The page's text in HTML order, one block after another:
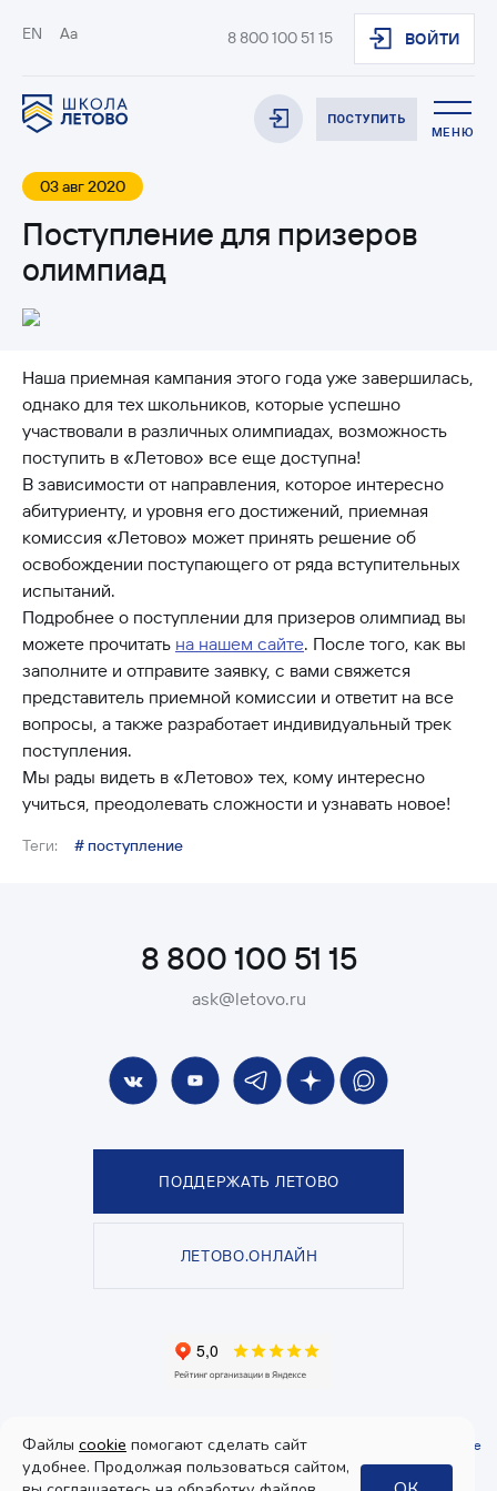
EN Aa 8 800 100 51 15 ВОЙТИ
ПОСТУПИТЬ
МЕНЮ
03 авг 2020
Поступление для призеров
олимпиад
Наша приемная кампания этого года уже завершилась,
однако для тех школьников, которые успешно
участвовали в различных олимпиадах, возможность
поступить в «Летово» все еще доступна!
В зависимости от направления, которое интересно
абитуриенту, и уровня его достижений, приемная
комиссия «Летово» может принять решение об
освобождении поступающего от ряда вступительных
испытаний.
Подробнее о поступлении для призеров олимпиад вы
можете прочитать на нашем сайте. После того, как вы
заполните и отправите заявку, с вами свяжется
представитель приемной комиссии и ответит на все
вопросы, а также разработает индивидуальный трек
поступления.
Мы рады видеть в «Летово» тех, кому интересно
учиться, преодолевать сложности и узнавать новое!
Теги: # поступление
8 800 100 51 15
ask@letovo.ru
ПОДДЕРЖАТЬ ЛЕТОВО
ЛЕТОВО.ОНЛАЙН
Политика конфиденциальностиипользовательское соглашение
Согласие
на получение рекламы
Файлы cookie помогают сделать сайт
удобнее. Продолжая пользоваться сайтом,